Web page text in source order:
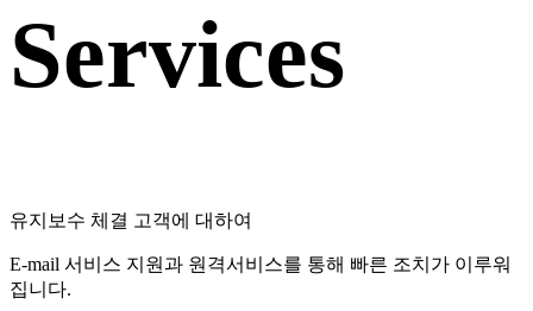
Services
유지보수 체결 고객에 대하여
E-mail 서비스 지원과 원격서비스를 통해 빠른 조치가 이루워
집니다.